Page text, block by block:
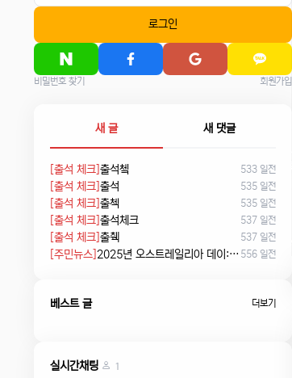
로그인
비밀번호 찾기 회원가입
새 글 새 댓글
[출석 체크] 출석쳌 533 일전
[출석 체크] 출석 535 일전
[출석 체크] 출첵 535 일전
[출석 체크] 출석체크 537 일전
[출석 체크] 출췍 537 일전
[주민뉴스] 2025년 오스트레일리아 데이: 침략의 날 시위에서 시민권 선서, 피크닉까지 556 일전
베스트 글 더보기
실시간채팅
1